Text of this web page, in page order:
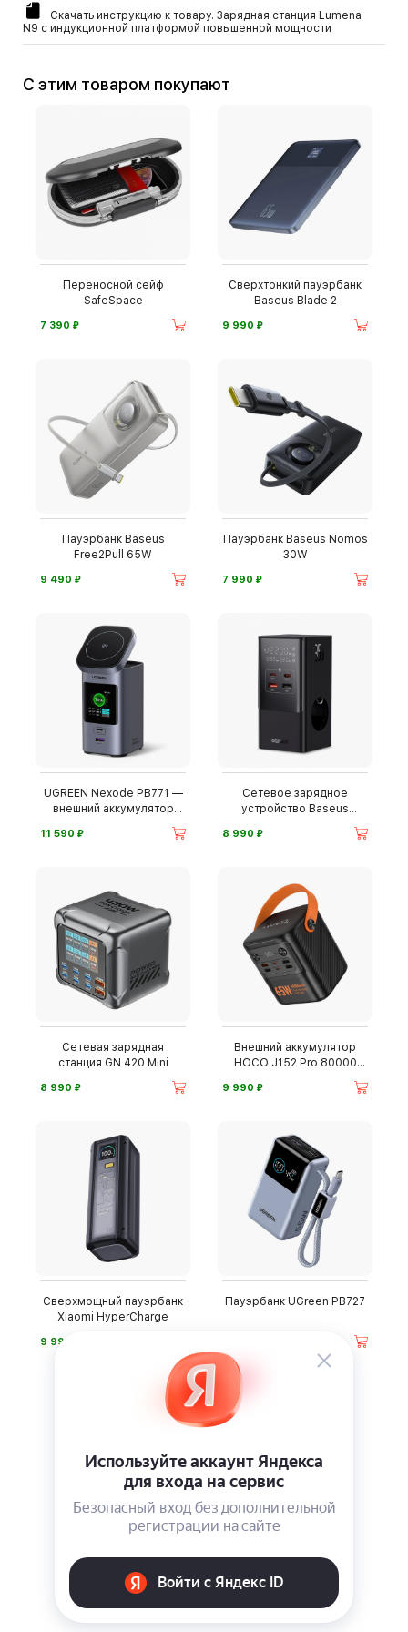
Скачать инструкцию к товару. Зарядная станция Lumena
N9 c индукционной платформой повышенной мощности
С этим товаром покупают
Переносной сейф
SafeSpace
7 390 ⃏
Сверхтонкий пауэрбанк
Baseus Blade 2
9 990 ⃏
Пауэрбанк Baseus
Free2Pull 65W
9 490 ⃏
Пауэрбанк Baseus Nomos
30W
7 990 ⃏
UGREEN Nexode PB771 —
внешний аккумулятор
11 590 ⃏
Сетевое зарядное
устройство Baseus
8 990 ⃏
Сетевая зарядная
станция GN 420 Mini
8 990 ⃏
Внешний аккумулятор
HOCO J152 Pro 80000
9 990 ⃏
Сверхмощный пауэрбанк
Xiaomi HyperCharge
9 990
Пауэрбанк UGreen PB727